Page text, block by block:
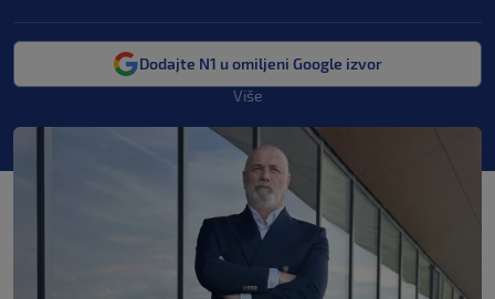
Dodajte N1 u omiljeni Google izvor
Više